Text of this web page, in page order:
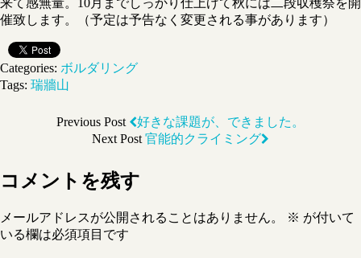
来て感無量。10月までしっかり仕上げて秋には二段収穫祭を開
催致します。（予定は予告なく変更される事があります）
Categories: ボルダリング
Tags: 瑞牆山
Previous Post
好きな課題が、できました。
Next Post 官能的クライミング
コメントを残す
メールアドレスが公開されることはありません。 ※ が付いて
いる欄は必須項目です